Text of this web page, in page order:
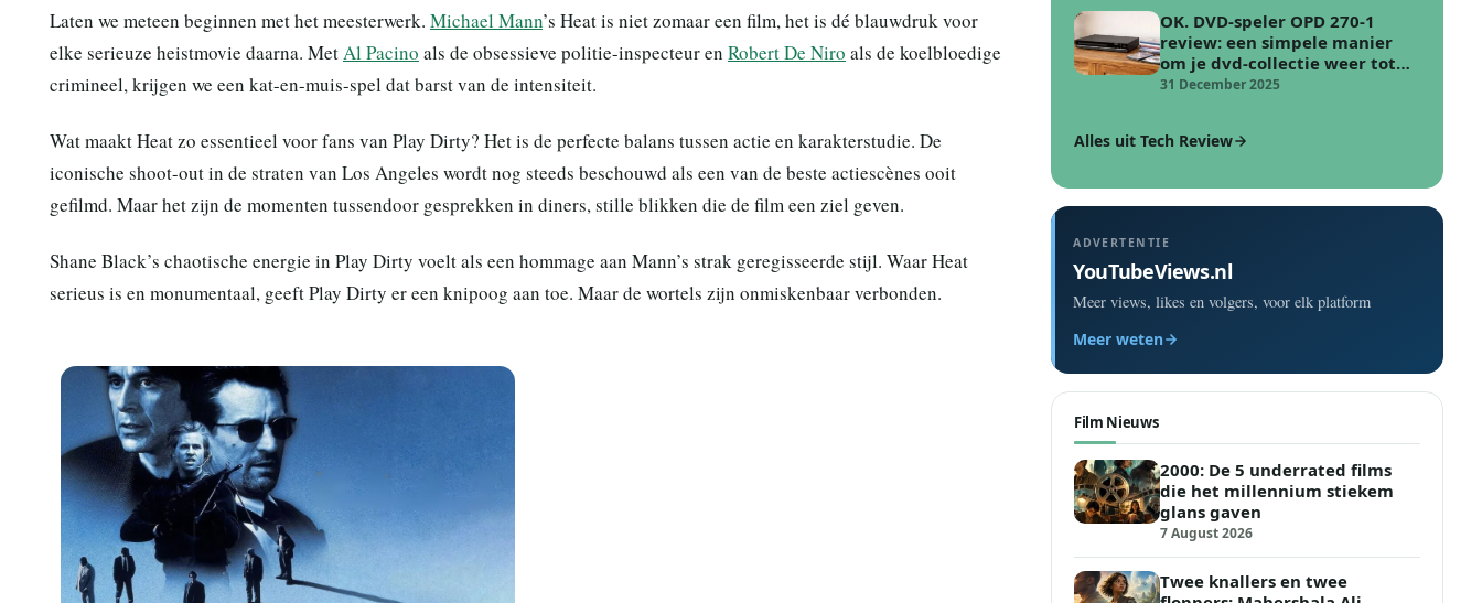
Laten we meteen beginnen met het meesterwerk. Michael Mann’s Heat is niet zomaar een film, het is dé blauwdruk voor
elke serieuze heistmovie daarna. MetAl Pacino als de obsessieve politie-inspecteur en Robert De Niro als de koelbloedige
crimineel, krijgen we een kat-en-muis-spel dat barst van de intensiteit.
Wat maakt Heat zo essentieel voor fans van Play Dirty? Het is de perfecte balans tussen actie en karakterstudie. De
iconische shoot-out in de straten van Los Angeles wordt nog steeds beschouwd als een van de beste actiescènes ooit
gefilmd. Maar het zijn de momenten tussendoor gesprekken in diners, stille blikken die de film een ziel geven.
Shane Black’s chaotische energie in Play Dirty voelt als een hommage aan Mann’s strak geregisseerde stijl. Waar Heat
serieus is en monumentaal, geeft Play Dirty er een knipoog aan toe. Maar de wortels zijn onmiskenbaar verbonden.
OK. DVD-speler OPD 270-1
review: een simpele manier
om je dvd-collectie weer tot
leven te wekken
31 December 2025
Alles uit Tech Review
ADVERTENTIE
YouTubeViews.nl
Meer views, likes en volgers, voor elk platform
Meer weten
Film Nieuws
2000: De 5 underrated films
die het millennium stiekem
glans gaven
7 August 2026
Twee knallers en twee